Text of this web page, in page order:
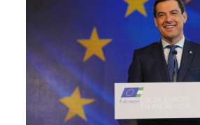
Turismo, Cultura y Deporte en
Por parte del Ayuntamiento de
Encarnación Sánchez Ortiz,
de Atención Preferente y Derechos
Siverio Pérez, directora general de